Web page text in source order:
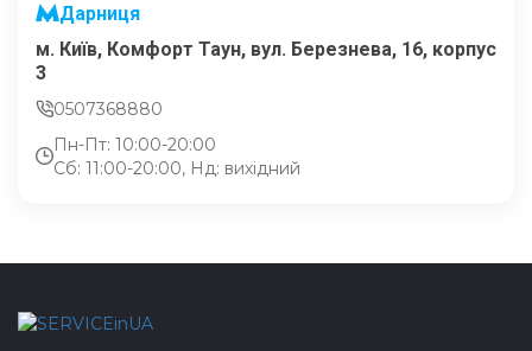
Дарниця
м. Київ, Комфорт Таун, вул. Березнева, 16, корпус
3
0507368880
Пн-Пт: 10:00-20:00
Сб: 11:00-20:00, Нд: вихідний